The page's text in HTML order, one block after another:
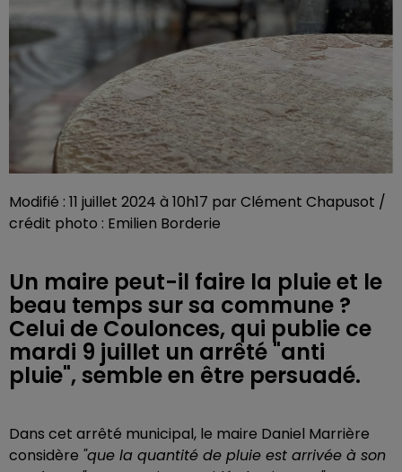
Modifié : 11 juillet 2024 à 10h17 par Clément Chapusot /
crédit photo : Emilien Borderie
Un maire peut-il faire la pluie et le
beau temps sur sa commune ?
Celui de Coulonces, qui publie ce
mardi 9 juillet un arrêté "anti
pluie", semble en être persuadé.
Dans cet arrêté municipal, le maire Daniel Marrière
considère "que la quantité de pluie est arrivée à son